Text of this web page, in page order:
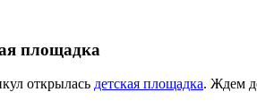
площадка
открылась детская площадка. Ждем